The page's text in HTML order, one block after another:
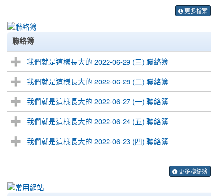
更多檔案
聯絡簿
我們就是這樣長大的 2022-06-29 (三) 聯絡簿
我們就是這樣長大的 2022-06-28 (二) 聯絡簿
我們就是這樣長大的 2022-06-27 (一) 聯絡簿
我們就是這樣長大的 2022-06-24 (五) 聯絡簿
我們就是這樣長大的 2022-06-23 (四) 聯絡簿
更多聯絡簿